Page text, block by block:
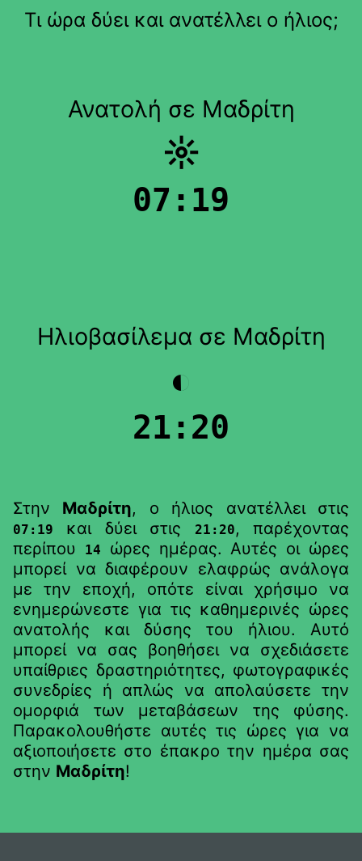
Τι ώρα δύει και ανατέλλει ο ήλιος;
Ανατολή σε Μαδρίτη
☼
07:19
Ηλιοβασίλεμα σε Μαδρίτη
◐
21:20
Στην Μαδρίτη, ο ήλιος ανατέλλει στις
07:19 και δύει στις 21:20, παρέχοντας
περίπου
14
ώρες ημέρας. Αυτές οι ώρες
μπορεί να διαφέρουν ελαφρώς ανάλογα
με την εποχή, οπότε είναι χρήσιμο να
ενημερώνεστε για τις καθημερινές ώρες
ανατολής και δύσης του ήλιου. Αυτό
μπορεί να σας βοηθήσει να σχεδιάσετε
υπαίθριες δραστηριότητες, φωτογραφικές
συνεδρίες ή απλώς να απολαύσετε την
ομορφιά των μεταβάσεων της φύσης.
Παρακολουθήστε αυτές τις ώρες για να
αξιοποιήσετε στο έπακρο την ημέρα σας
στην Μαδρίτη!